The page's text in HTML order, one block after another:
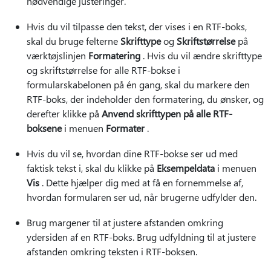
Hvis du vil tilpasse den tekst, der vises i en RTF-boks,
skal du bruge felterne Skrifttypeog Skriftstørrelsepå
værktøjslinjen Formatering . Hvis du vil ændre skrifttype
og skriftstørrelse for alle RTF-bokse i
formularskabelonen på én gang, skal du markere den
RTF-boks, der indeholder den formatering, du ønsker, og
derefter klikke på Anvend skrifttypen på alle RTF-
boksenei menuen Formater.
Hvis du vil se, hvordan dine RTF-bokse ser ud med
faktisk tekst i, skal du klikke på Eksempeldata i menuen
Vis . Dette hjælper dig med at få en fornemmelse af,
hvordan formularen ser ud, når brugerne udfylder den.
Brug margener til at justere afstanden omkring
ydersiden af en RTF-boks. Brug udfyldning til at justere
afstanden omkring teksten i RTF-boksen.